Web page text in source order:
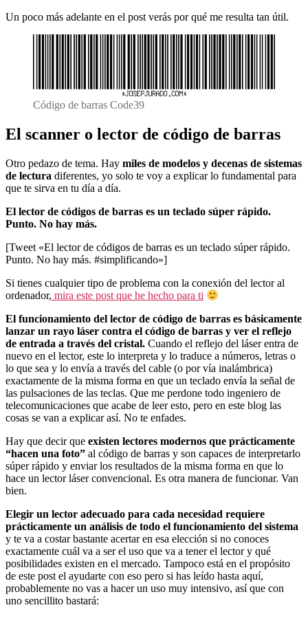
Un poco más adelante en el post verás por qué me resulta tan útil.
Código de barras Code39
El scanner o lector de código de barras
Otro pedazo de tema. Hay miles de modelos y decenas de sistemas
de lectura diferentes, yo solo te voy a explicar lo fundamental para
que te sirva en tu día a día.
El lector de códigos de barras es un teclado súper rápido.
Punto. No hay más.
[Tweet «El lector de códigos de barras es un teclado súper rápido.
Punto. No hay más. #simplificando»]
Si tienes cualquier tipo de problema con la conexión del lector al
ordenador, mira este post que he hecho para ti
El funcionamiento del lector de código de barras es básicamente
lanzar un rayo láser contra el código de barras y ver el reflejo
de entrada a través del cristal. Cuando el reflejo del láser entra de
nuevo en el lector, este lo interpreta y lo traduce a números, letras o
lo que sea y lo envía a través del cable (o por vía inalámbrica)
exactamente de la misma forma en que un teclado envía la señal de
las pulsaciones de las teclas. Que me perdone todo ingeniero de
telecomunicaciones que acabe de leer esto, pero en este blog las
cosas se van a explicar así. No te enfades.
Hay que decir que existen lectores modernos que prácticamente
“hacen una foto” al código de barras y son capaces de interpretarlo
súper rápido y enviar los resultados de la misma forma en que lo
hace un lector láser convencional. Es otra manera de funcionar. Van
bien.
Elegir un lector adecuado para cada necesidad requiere
prácticamente un análisis de todo el funcionamiento del sistema
y te va a costar bastante acertar en esa elección si no conoces
exactamente cuál va a ser el uso que va a tener el lector y qué
posibilidades existen en el mercado. Tampoco está en el propósito
de este post el ayudarte con eso pero si has leído hasta aquí,
probablemente no vas a hacer un uso muy intensivo, así que con
uno sencillito bastará: